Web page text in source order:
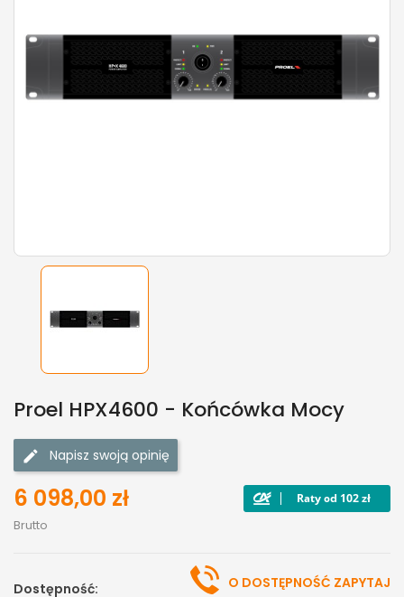
Proel HPX4600 - Końcówka Mocy
Napisz swoją opinię
6 098,00 zł
Brutto
Dostępność:
O DOSTĘPNOŚĆ ZAPYTAJ